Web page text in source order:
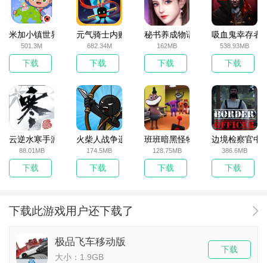
米加小镇世界2025官方版
501.3M
下载
元气骑士内购破解版
682.34M
下载
秘书养成物语
162MB
下载
吸血鬼幸存者
538.93MB
下载
云逆水寒手游
88.01MB
下载
火柴人战争遗产无敌版
174.5MB
下载
班班暗黑怪物生存挑战5
128.75MB
下载
边境检察官中
386.6MB
下载
下载此游戏用户还下载了
极品飞车移动版
大小：1.9GB
下载